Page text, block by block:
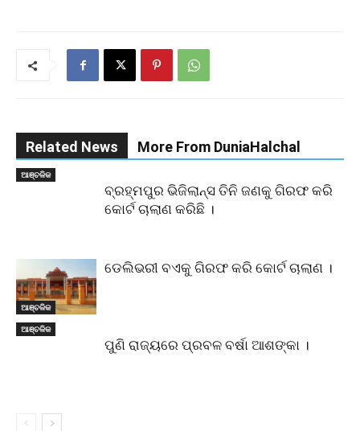
Related News More From DuniaHalchal
ଆଞ୍ଚଳିକ
ବ୍ରହ୍ମପୁର ଭିଜିଲାନ୍ସ ତିନି ଜଣକୁ ଗିରଫ କରି
କୋର୍ଟ ଚାଲାଣ କରିଛି ।
ଆଞ୍ଚଳିକ
ଡେଲିଭରୀ ବଏକୁ ଗିରଫ କରି କୋର୍ଟ ଚାଲାଣ ।
ଆଞ୍ଚଳିକ
ପୁଣି ରାଜ୍ୟରେ ପ୍ରବଳ ବର୍ଷା ଆଶଙ୍କା ।